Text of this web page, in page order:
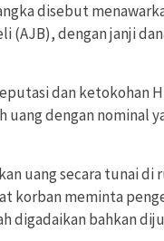
disebut
(AJB), dengan janji
dan ketokohan
uang dengan nominal
uang secara tunai
korban meminta
digadaikan bahkan